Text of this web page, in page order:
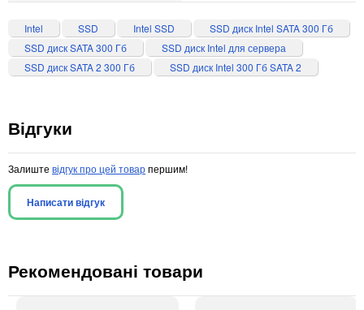
Intel SSD Intel SSD
SSD диск Intel SATA 300 Гб
SSD диск SATA 300 Гб
SSD диск Intel для сервера
SSD диск SATA 2 300 Гб
SSD диск Intel 300 Гб SATA 2
Відгуки
Залиште відгук про цей товарпершим!
Написати відгук
Рекомендовані товари